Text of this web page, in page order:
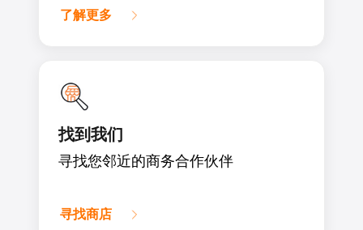
了解更多
找到我们
寻找您邻近的商务合作伙伴​
寻找商店